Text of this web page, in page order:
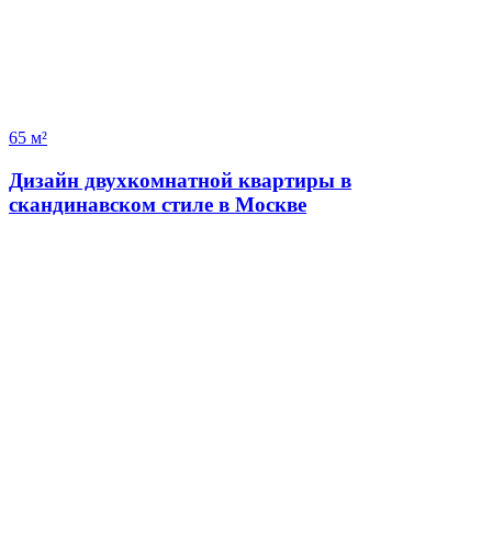
65 м²
Дизайн двухкомнатной квартиры в
скандинавском стиле в Москве